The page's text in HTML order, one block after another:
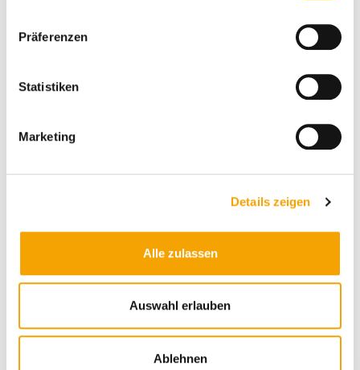
Präferenzen
Statistiken
Marketing
Details zeigen
Alle zulassen
Auswahl erlauben
Ablehnen
votre confort
Zen donne la paix et la lumière.